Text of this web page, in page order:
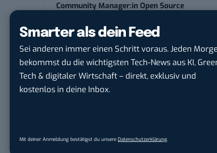
Smarter als dein Feed
Sei anderen immer einen Schritt voraus. Jeden
bekommst du die wichtigsten Tech-News aus KI,
Tech & digitaler Wirtschaft – direkt, exklusiv und
kostenlos in deine Inbox.
Mit deiner Anmeldung bestätigst du unsere Datenschutzerklärung
Community Manager:in Open Source
Zentrum für Digitale Souveränität der Öffe...
Art Director – UX Design / Adobe CC /
P...
meap GmbHinWitten
(w/m/d)